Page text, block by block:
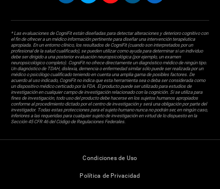
* Las evaluaciones de CogniFit están diseñadas para detectar alteraciones y deterioro cognitivo con
el fin de ofrecer a un médico información pertinente para diseñar una intervención terapéutica
apropiada. En un entorno clínico, los resultados de CogniFit (cuando son interpretados por un
profesional de la salud cualificado), se pueden utilizar como ayuda para determinar si un individuo
debe ser dirigido a una posterior evaluación neuropsicológica (por ejemplo, un examen
neuropsicológico completo). CogniFit no ofrece directamente un diagnóstico médico de ningún tipo.
Un diagnóstico de TDAH, dislexia, demencia o enfermedad similar sólo puede ser realizada por un
médico o psicólogo cualificado teniendo en cuenta una amplia gama de posibles factores. De
acuerdo al uso indicado, CogniFit no indica que esta herramienta sea o deba ser considerada como
un dispositivo médico certicado por la FDA. El producto puede ser utilizado para estudios de
investigación en cualquier campo de investigación relacionado con la cognición. Si se utiliza para
fines de investigación, todo uso del producto debe hacerse en los sujetos humanos apropiados
conforme al procedimiento dictado por el centro de investigación y será una obligación por parte del
investigador. Todas estas protecciones para el sujeto humano nunca no podrán ser, en ningún caso,
inferiores a las requeridas para cualquier sujeto de investigación en virtud de lo dispuesto en la
Sección 45 CFR 46 del Código de Regulaciones Federales.
Condiciones de Uso
Política de Privacidad